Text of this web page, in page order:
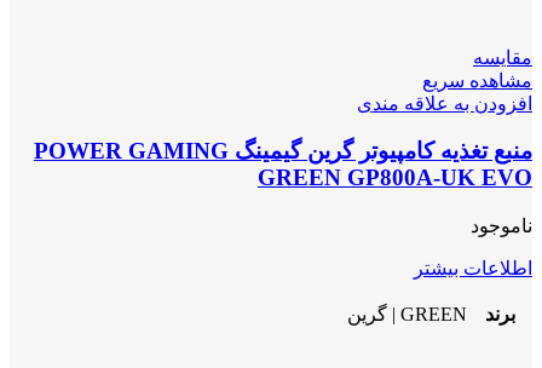
مقایسه
مشاهده سریع
افزودن به علاقه مندی
منبع تغذیه کامپیوتر گرین گیمینگ POWER GAMING
GREEN GP800A-UK EVO
ناموجود
اطلاعات بیشتر
برند GREEN | گرین